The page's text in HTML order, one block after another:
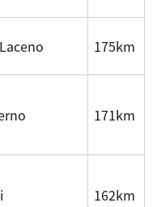
175km
171km
162km